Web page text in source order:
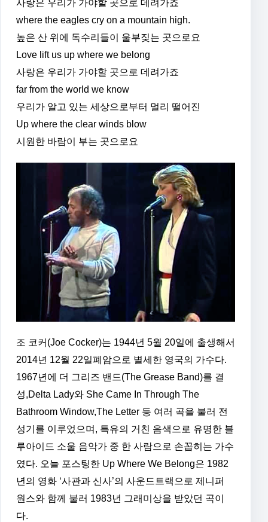
사랑은 우리가 가야할 곳으로 데려가죠
where the eagles cry on a mountain high.
높은 산 위에 독수리들이 울부짖는 곳으로요
Love lift us up where we belong
사랑은 우리가 가야할 곳으로 데려가죠
far from the world we know
우리가 알고 있는 세상으로부터 멀리 떨어진
Up where the clear winds blow
시원한 바람이 부는 곳으로요
조 코커(Joe Cocker)는 1944년 5월 20일에 출생해서
2014년 12월 22일폐암으로 별세한 영국의 가수다.
1967년에 더 그리즈 밴드(The Grease Band)를 결
성,Delta Lady와 She Came In Through The
Bathroom Window,The Letter 등 여러 곡을 불러 전
성기를 이루었으며, 특유의 거친 음색으로 유명한 블
루아이드 소울 음악가 중 한 사람으로 손꼽히는 가수
였다. 오늘 포스팅한 Up Where We Belong은 1982
년의 영화 ‘사관과 신사’의 사운드트랙으로 제니퍼
원스와 함께 불러 1983년 그래미상을 받았던 곡이
다.